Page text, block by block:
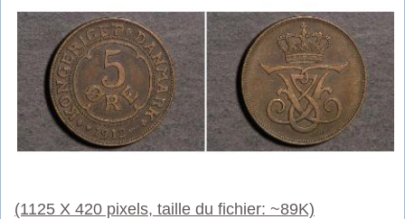
(1125 X 420 pixels, taille du fichier: ~89K)